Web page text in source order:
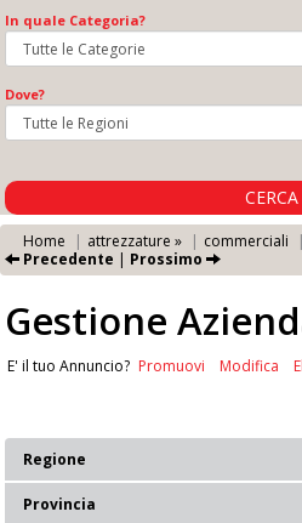
In quale Categoria?
Dove?
CERCA
Home attrezzature » commerciali
Precedente | Prossimo
Gestione
E' il tuo Annuncio? Promuovi Modifica
Regione
Provincia